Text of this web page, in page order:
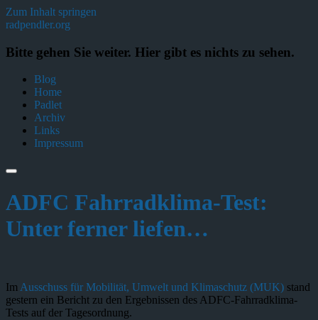
Zum Inhalt springen
radpendler.org
Bitte gehen Sie weiter. Hier gibt es nichts zu sehen.
Blog
Home
Padlet
Archiv
Links
Impressum
ADFC Fahrradklima-Test:
Unter ferner liefen…
Im Ausschuss für Mobilität, Umwelt und Klimaschutz (MUK) stand
gestern ein Bericht zu den Ergebnissen des ADFC-Fahrradklima-
Tests auf der Tagesordnung.